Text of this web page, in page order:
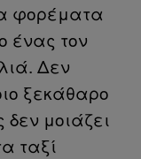
φορέματα
ένας τον
Δεν
ξεκάθαρο
δεν μοιάζει
ταξί